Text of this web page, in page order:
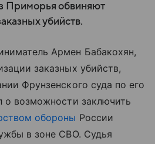
Приморья обвиняют
убийств.
Армен Бабакохян,
заказных убийств,
Фрунзенского суда по его
о возможности заключить
обороны России
в зоне СВО. Судья